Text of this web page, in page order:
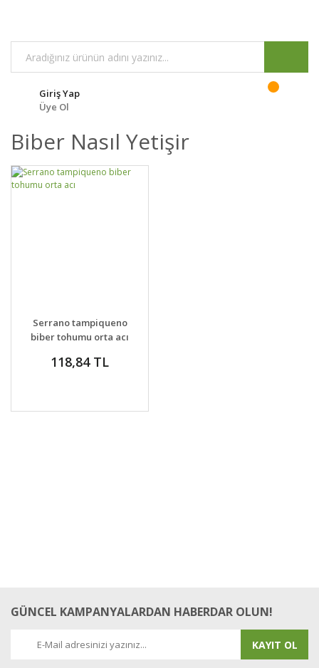
Giriş Yap
Üye Ol
Biber Nasıl Yetişir
DETAYLAR SEPETE EKLE
Serrano tampiqueno
biber tohumu orta acı
118,84 TL
GÜNCEL KAMPANYALARDAN HABERDAR OLUN!
KAYIT OL